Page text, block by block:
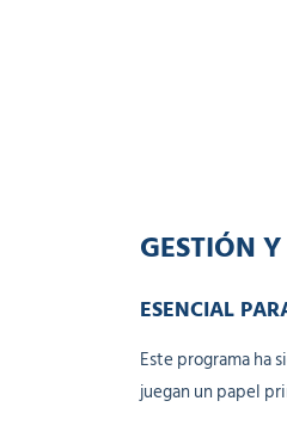
GESTIÓN
ESENCIAL
Este programa ha
juegan un papel